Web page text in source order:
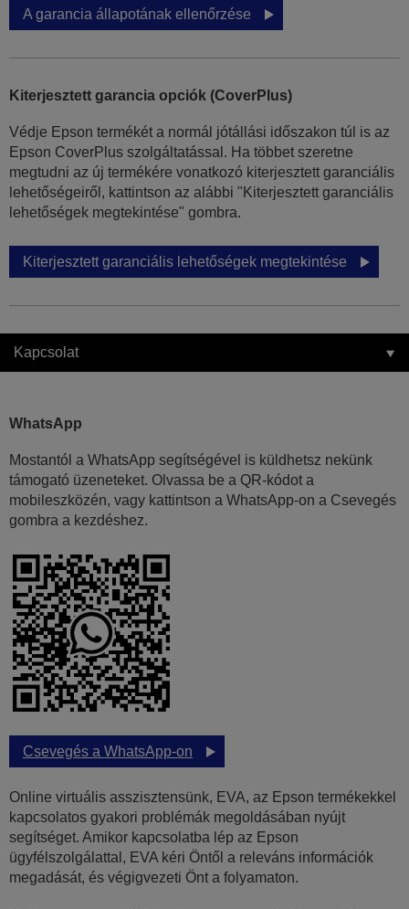
A garancia állapotának ellenőrzése
Kiterjesztett garancia opciók (CoverPlus)
Védje Epson termékét a normál jótállási időszakon túl is az
Epson CoverPlus szolgáltatással. Ha többet szeretne
megtudni az új termékére vonatkozó kiterjesztett garanciális
lehetőségeiről, kattintson az alábbi "Kiterjesztett garanciális
lehetőségek megtekintése" gombra.
Kiterjesztett garanciális lehetőségek megtekintése
Kapcsolat
WhatsApp
Mostantól a WhatsApp segítségével is küldhetsz nekünk
támogató üzeneteket. Olvassa be a QR-kódot a
mobileszközén, vagy kattintson a WhatsApp-on a Csevegés
gombra a kezdéshez.
Csevegés a WhatsApp-on
Online virtuális asszisztensünk, EVA, az Epson termékekkel
kapcsolatos gyakori problémák megoldásában nyújt
segítséget. Amikor kapcsolatba lép az Epson
ügyfélszolgálattal, EVA kéri Öntől a releváns információk
megadását, és végigvezeti Önt a folyamaton.